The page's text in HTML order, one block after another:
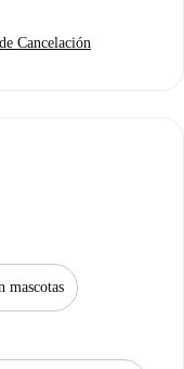
Cancelación
mascotas